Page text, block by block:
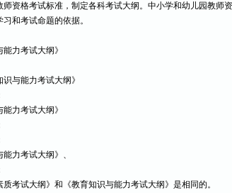
资格考试标准，制定各科考试大纲。中小学和幼儿园教师
和考试命题的依据。
力考试大纲》
与能力考试大纲》
力考试大纲》
力考试大纲》、
考试大纲》和《教育知识与能力考试大纲》是相同的。